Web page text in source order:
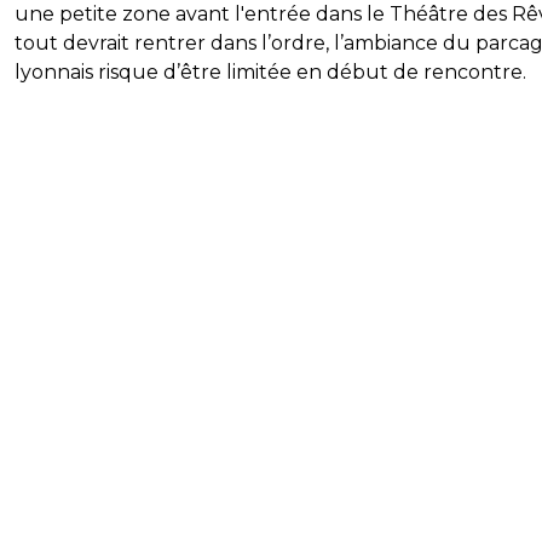
une petite zone avant l'entrée dans le Théâtre des
tout devrait rentrer dans l’ordre, l’ambiance du
lyonnais risque d’être limitée en début de rencontre.